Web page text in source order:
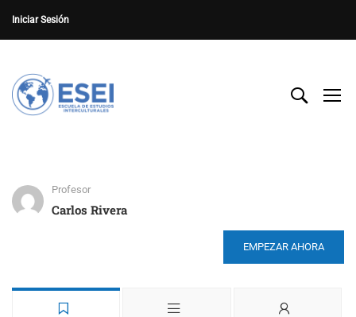
Iniciar Sesión
Profesor
Carlos Rivera
EMPEZAR AHORA